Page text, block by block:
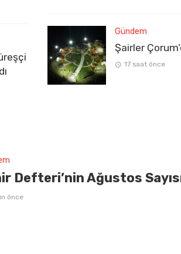
Gündem
Şairler
17 saat önce
Defteri’nin Ağustos Sayısı
önce